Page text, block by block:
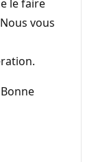
le faire
vous